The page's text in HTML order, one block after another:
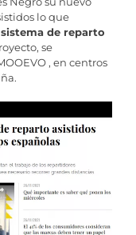
lo que
sistema de reparto
se
, en centros